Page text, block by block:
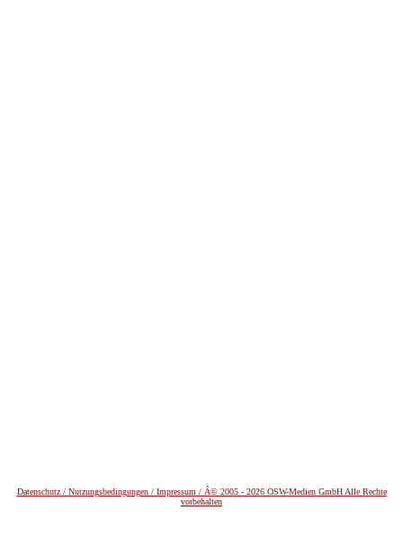
Datenschutz / Nutzungsbedingungen / Impressum / Â© 2005 - 2026 OSW-Medien GmbH Alle Rechte
vorbehalten